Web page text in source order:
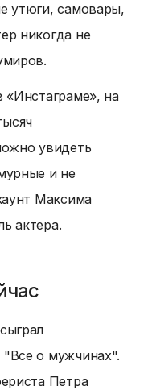
утюги, самовары,
никогда не
«Инстаграме», на
увидеть
и не
Максима
актера.
о мужчинах".
Петра